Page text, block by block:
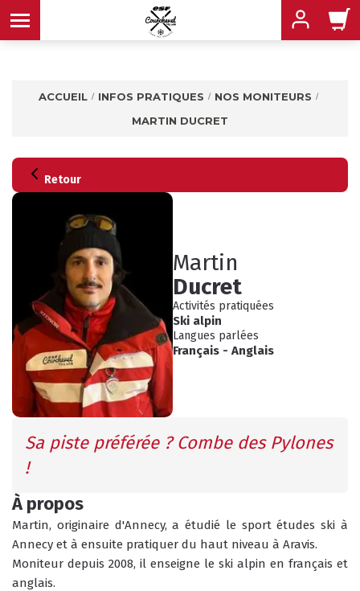
MENU
INFOS PRATIQUES
MENU
CONSEILS
MENU
AGENDA
ANIMATIONS
MENU
COURS COLLECTIFS
RÉSERVER
MENU
COURS PRIVÉS
RÉSERVER
ACCUEIL INFOS PRATIQUES
NOS MONITEURS
MARTIN DUCRET
Retour
Martin
Ducret
Activités pratiquées
Ski alpin
Langues parlées
Français - Anglais
Sa piste préférée ? Combe des Pylones
!
À propos
Martin, originaire d'Annecy, a étudié le sport études ski à
Annecy et à ensuite pratiquer du haut niveau à Aravis.
Moniteur depuis 2008, il enseigne le ski alpin en français et
anglais.